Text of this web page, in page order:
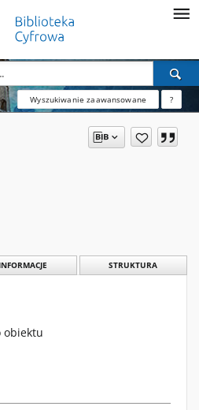
Wyszukiwanie zaawansowane ?
STRUKTURA
obiektu